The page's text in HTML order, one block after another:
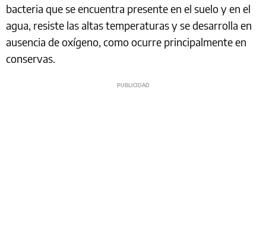
bacteria que se encuentra presente en el suelo y en el
agua, resiste las altas temperaturas y se desarrolla en
ausencia de oxígeno, como ocurre principalmente en
conservas.